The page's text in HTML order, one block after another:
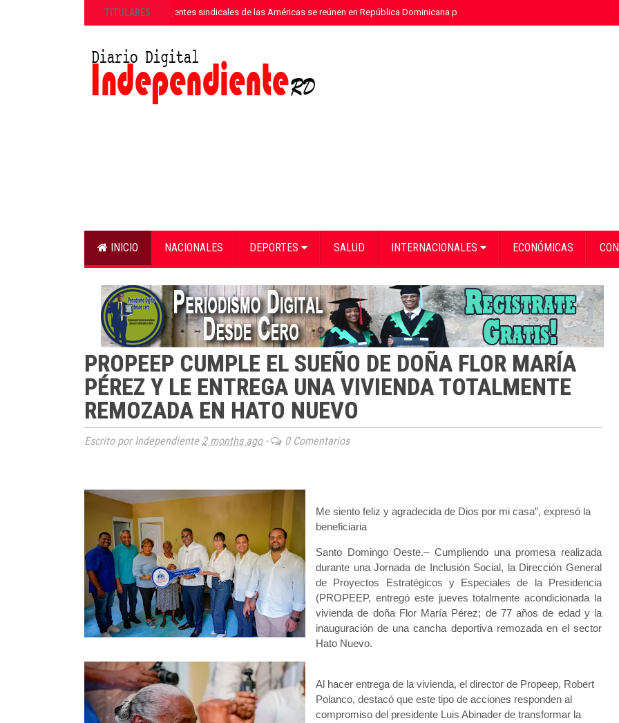
TITULARES
»Más de 180 dirigentes sindicales de las Américas se reúnen en República Dominicana para fortalecer el diálogo social y el
INICIO NACIONALES DEPORTES SALUD INTERNACIONALES ECONÓMICAS
PROPEEP CUMPLE EL SUEÑO DE DOÑA FLOR MARÍA
PÉREZ Y LE ENTREGA UNA VIVIENDA TOTALMENTE
REMOZADA EN HATO NUEVO
Escrito por Independiente 2 months ago- 0 Comentarios
Me siento feliz y agradecida de Dios por mi casa”, expresó la
beneficiaria
Santo Domingo Oeste.– Cumpliendo una promesa realizada
durante una Jornada de Inclusión Social, la Dirección General
de Proyectos Estratégicos y Especiales de la Presidencia
(PROPEEP, entregó este jueves totalmente acondicionada la
vivienda de doña Flor María Pérez; de 77 años de edad y la
inauguración de una cancha deportiva remozada en el sector
Hato Nuevo.
Al hacer entrega de la vivienda, el director de Propeep, Robert
Polanco, destacó que este tipo de acciones responden al
compromiso del presidente Luis Abinader de transformar la